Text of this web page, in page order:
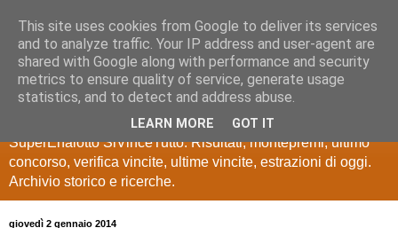
Estrazioni Lotto
SuperEnalotto
Ultime estrazioni di Lotto, SuperEnalotto, 10 e lotto,
SuperEnalotto SiVinceTutto. Risultati, montepremi, ultimo
concorso, verifica vincite, ultime vincite, estrazioni di oggi.
Archivio storico e ricerche.
giovedì 2 gennaio 2014
This site uses cookies from Google to deliver its services
and to analyze traffic. Your IP address and user-agent are
shared with Google along with performance and security
metrics to ensure quality of service, generate usage
statistics, and to detect and address abuse.
LEARN MORE GOT IT